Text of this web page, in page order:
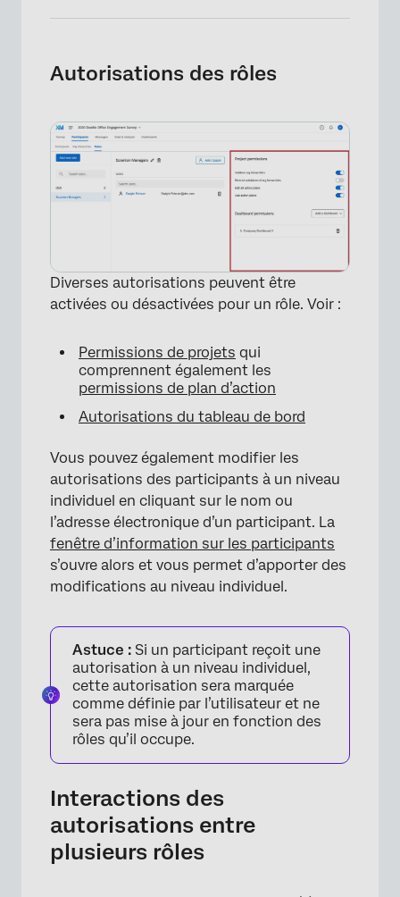
×
Autorisations des rôles
Diverses autorisations peuvent être
activées ou désactivées pour un rôle. Voir :
Permissions de projets qui
comprennent également les
permissions de plan d’action
Autorisations du tableau de bord
Vous pouvez également modifier les
autorisations des participants à un niveau
individuel en cliquant sur le nom ou
l’adresse électronique d’un participant. La
fenêtre d’information sur les participants
s’ouvre alors et vous permet d’apporter des
modifications au niveau individuel.
Astuce : Si un participant reçoit une
autorisation à un niveau individuel,
cette autorisation sera marquée
comme définie par l’utilisateur et ne
sera pas mise à jour en fonction des
rôles qu’il occupe.
Interactions des
autorisations entre
plusieurs rôles